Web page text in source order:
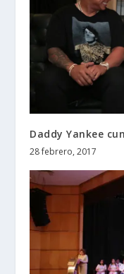
Daddy Yankee
28 febrero, 2017